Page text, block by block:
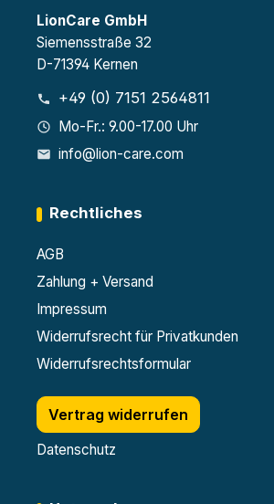
LionCare GmbH
Siemensstraße 32
D-71394 Kernen
+49 (0) 7151 2564811
Mo-Fr.: 9.00-17.00 Uhr
info@lion-care.com
Rechtliches
AGB
Zahlung + Versand
Impressum
Widerrufsrecht für Privatkunden
Widerrufsrechtsformular
Vertrag widerrufen
Datenschutz